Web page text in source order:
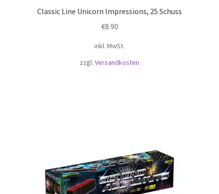
Classic Line Unicorn Impressions, 25 Schuss
€8.90
inkl. MwSt.
zzgl. Versandkosten